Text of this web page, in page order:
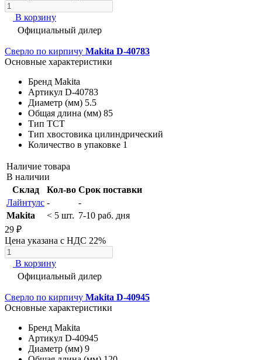
В корзину
Официальный дилер
Сверло по кирпичу Makita D-40783
Основные характеристики
Бренд Makita
Артикул D-40783
Диаметр (мм) 5.5
Общая длина (мм) 85
Тип TCT
Тип хвостовика цилиндрический
Количество в упаковке 1
Наличие товара
В наличии
Склад
Кол-во Срок поставки
Лайнтулс -
-
Makita
< 5 шт. 7-10 раб. дня
29 ₽
Цена указана с НДС 22%
В корзину
Официальный дилер
Сверло по кирпичу Makita D-40945
Основные характеристики
Бренд Makita
Артикул D-40945
Диаметр (мм) 9